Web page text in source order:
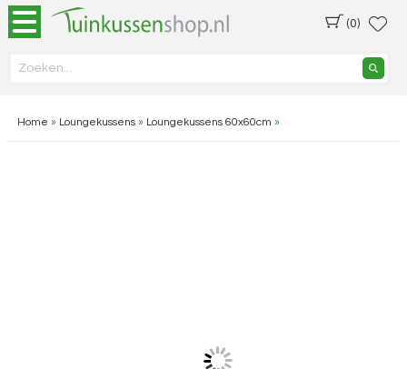
(0)
Home » Loungekussens» Loungekussens 60x60cm »